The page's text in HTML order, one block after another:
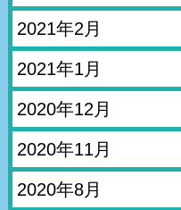
2021年2月
2021年1月
2020年12月
2020年11月
2020年8月